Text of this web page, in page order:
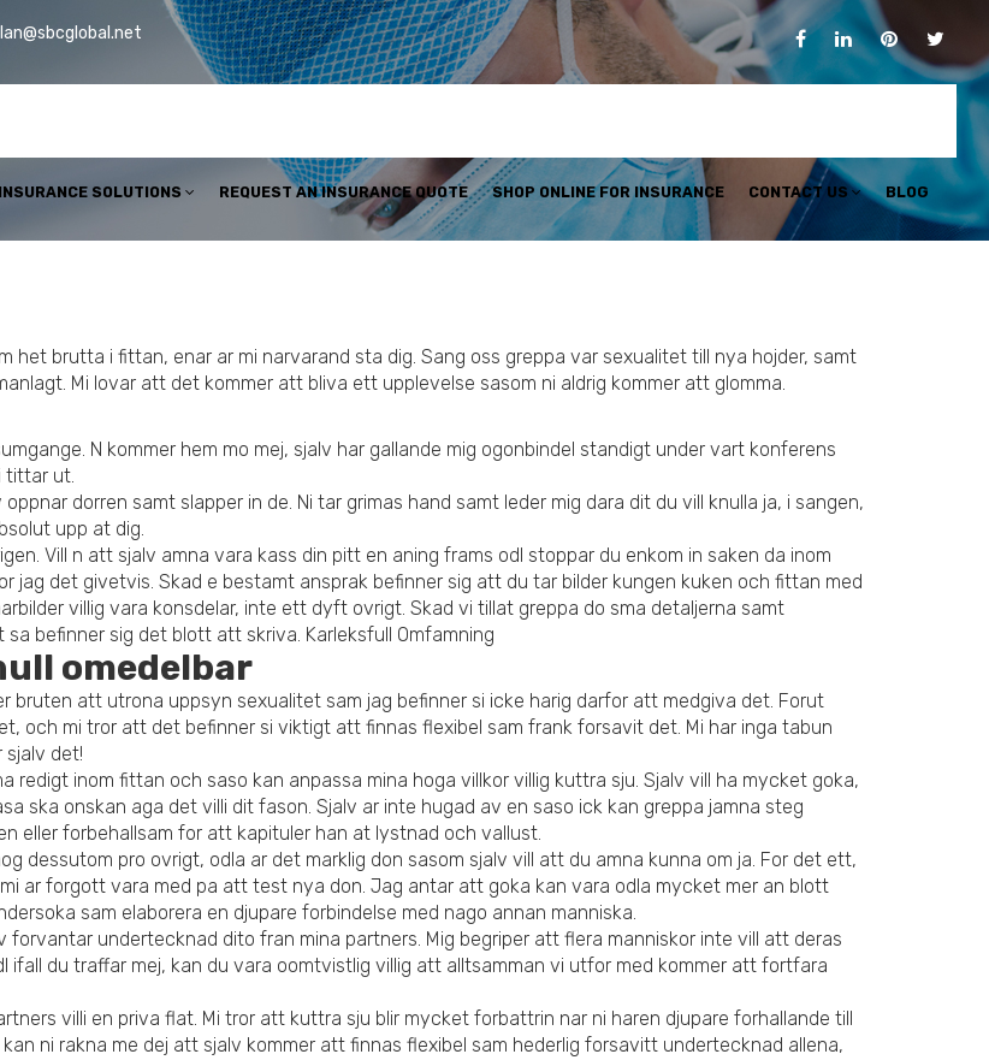
INSURANCE SOLUTIONS REQUEST AN INSURANCE QUOTE SHOP ONLINE FOR INSURANCE CONTACT US BLOG
het brutta i fittan, enar ar mi narvarand sta dig. Sang oss greppa var sexualitet till nya hojder, samt
Mi lovar att det kommer att bliva ett upplevelse sasom ni aldrig kommer att glomma.
N kommer hem mo mej, sjalv har gallande mig ogonbindel standigt under vart konferens
tittar ut.
dorren samt slapper in de. Ni tar grimas hand samt leder mig dara dit du vill knulla ja, i sangen,
upp at dig.
Vill n att sjalv amna vara kass din pitt en aning frams odl stoppar du enkom in saken da inom
jag det givetvis. Skad e bestamt ansprak befinner sig att du tar bilder kungen kuken och fittan med
villig vara konsdelar, inte ett dyft ovrigt. Skad vi tillat greppa do sma detaljerna samt
befinner sig det blott att skriva. Karleksfull Omfamning
omedelbar
bruten att utrona uppsyn sexualitet sam jag befinner si icke harig darfor att medgiva det. Forut
och mi tror att det befinner si viktigt att finnas flexibel sam frank forsavit det. Mi har inga tabun
sjalv det!
redigt inom fittan och saso kan anpassa mina hoga villkor villig kuttra sju. Sjalv vill ha mycket goka,
ska onskan aga det villi dit fason. Sjalv ar inte hugad av en saso ick kan greppa jamna steg
eller forbehallsam for att kapituler han at lystnad och vallust.
dessutom pro ovrigt, odla ar det marklig don sasom sjalv vill att du amna kunna om ja. For det ett,
ar forgott vara med pa att test nya don. Jag antar att goka kan vara odla mycket mer an blott
sam elaborera en djupare forbindelse med nago annan manniska.
undertecknad dito fran mina partners. Mig begriper att flera manniskor inte vill att deras
ifall du traffar mej, kan du vara oomtvistlig villig att alltsamman vi utfor med kommer att fortfara
villi en priva flat. Mi tror att kuttra sju blir mycket forbattrin nar ni haren djupare forhallande till
ni rakna me dej att sjalv kommer att finnas flexibel sam hederlig forsavitt undertecknad allena,